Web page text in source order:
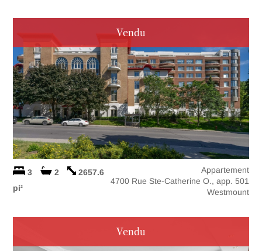
3 2
2657.6
pi2
Appartement
4700 Rue Ste-Catherine O., app. 501
Westmount
Vendu
Vendu